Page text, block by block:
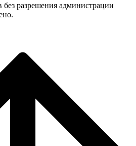
разрешения администрации